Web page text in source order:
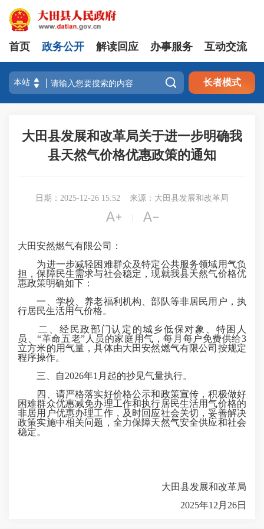
首页 政务公开 解读回应 办事服务 互动交流
 长者模式
大田县发展和改革局关于进一步明确我
县天然气价格优惠政策的通知
日期：2025-12-26 15:52 来源：大田县发展和改革局
 
大田安然燃气有限公司：
为进一步减轻困难群众及特定公共服务领域用气负
担，保障民生需求与社会稳定，现就我县天然气价格优
惠政策明确如下：
一、学校、养老福利机构、部队等非居民用户，执
行居民生活用气价格。
二、经民政部门认定的城乡低保对象、特困人
员、“革命五老”人员的家庭用气，每月每户免费供给3
立方米的用气量，具体由大田安然燃气有限公司按规定
程序操作。
三、自2026年1月起的抄见气量执行。
四、请严格落实好价格公示和政策宣传，积极做好
困难群众优惠减免办理工作和执行居民生活用气价格的
非居用户优惠办理工作，及时回应社会关切，妥善解决
政策实施中相关问题，全力保障天然气安全供应和社会
稳定。
大田县发展和改革局
2025年12月26日